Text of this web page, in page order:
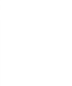
aos favoritos